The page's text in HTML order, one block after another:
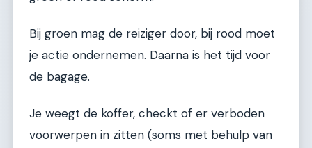
Bij groen mag de reiziger door, bij rood moet
je actie ondernemen. Daarna is het tijd voor
de bagage.
Je weegt de koffer, checkt of er verboden
voorwerpen in zitten (soms met behulp van